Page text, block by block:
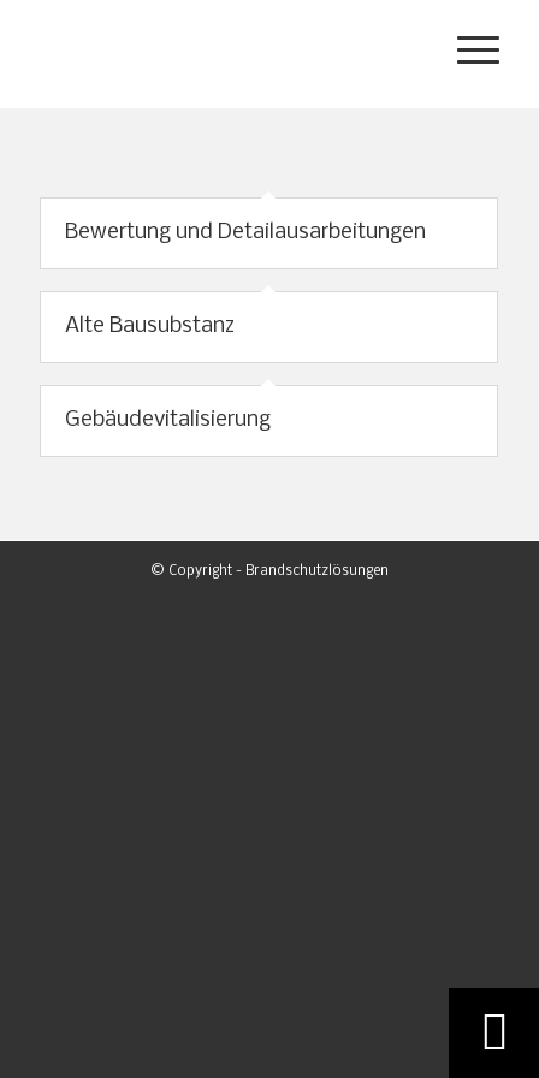
Bewertung und Detailausarbeitungen
Alte Bausubstanz
Gebäudevitalisierung
© Copyright - Brandschutzlösungen